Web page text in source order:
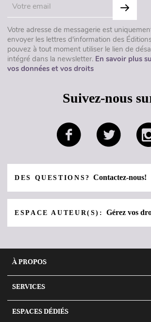
Votre adresse de messagerie est
envoyer les lettres d'information des
pouvez à tout moment utiliser le lien de
intégré dans la newsletter. En savoir plus
vos données et vos droits
Suivez-nous
DES QUESTIONS?Contactez-nous!
ESPACE AUTEUR(S):Gérez vos
À PROPOS
SERVICES
ESPACES DÉDIÉS